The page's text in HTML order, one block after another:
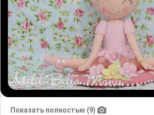
Показать полностью (9)